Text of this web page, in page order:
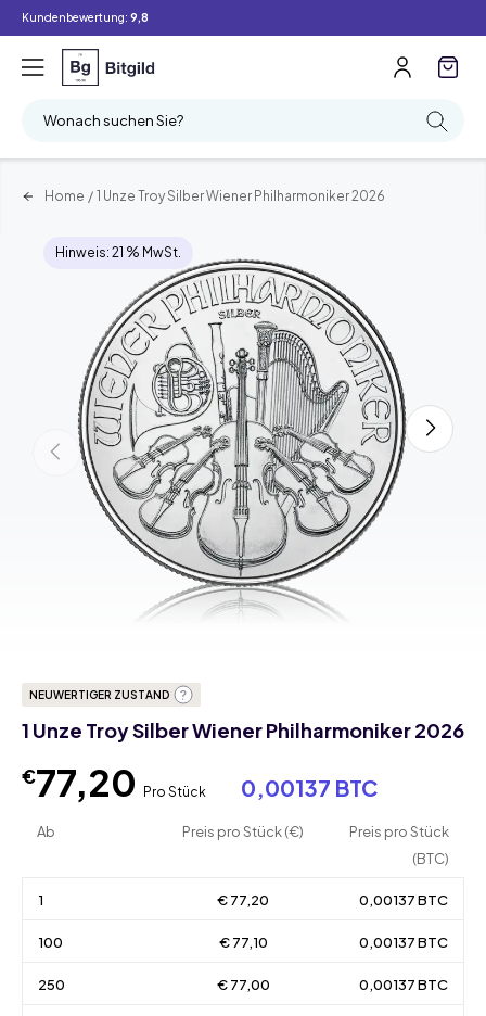
Kundenbewertung: 9,8
Wonach suchen Sie?
Home / 1 Unze Troy Silber Wiener Philharmoniker 2026
Hinweis: 21 % MwSt.
NEUWERTIGER ZUSTAND
1 Unze Troy Silber Wiener Philharmoniker 2026
€77,20 Pro Stück 0,00137 BTC
Ab Preis pro Stück (€)
Preis pro Stück
(BTC)
1 € 77,20 0,00137 BTC
100 € 77,10 0,00137 BTC
250 € 77,00 0,00137 BTC